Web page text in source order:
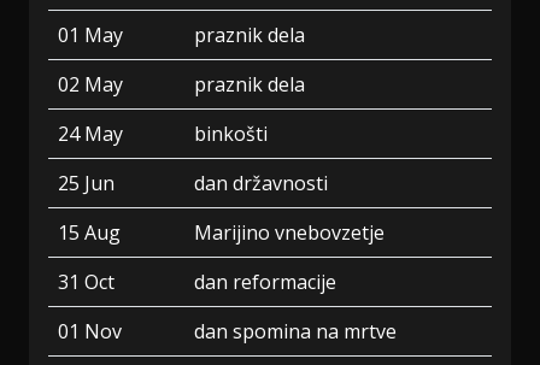
01 May
praznik dela
02 May
praznik dela
24 May
binkošti
25 Jun
dan državnosti
15 Aug
Marijino vnebovzetje
31 Oct
dan reformacije
01 Nov
dan spomina na mrtve